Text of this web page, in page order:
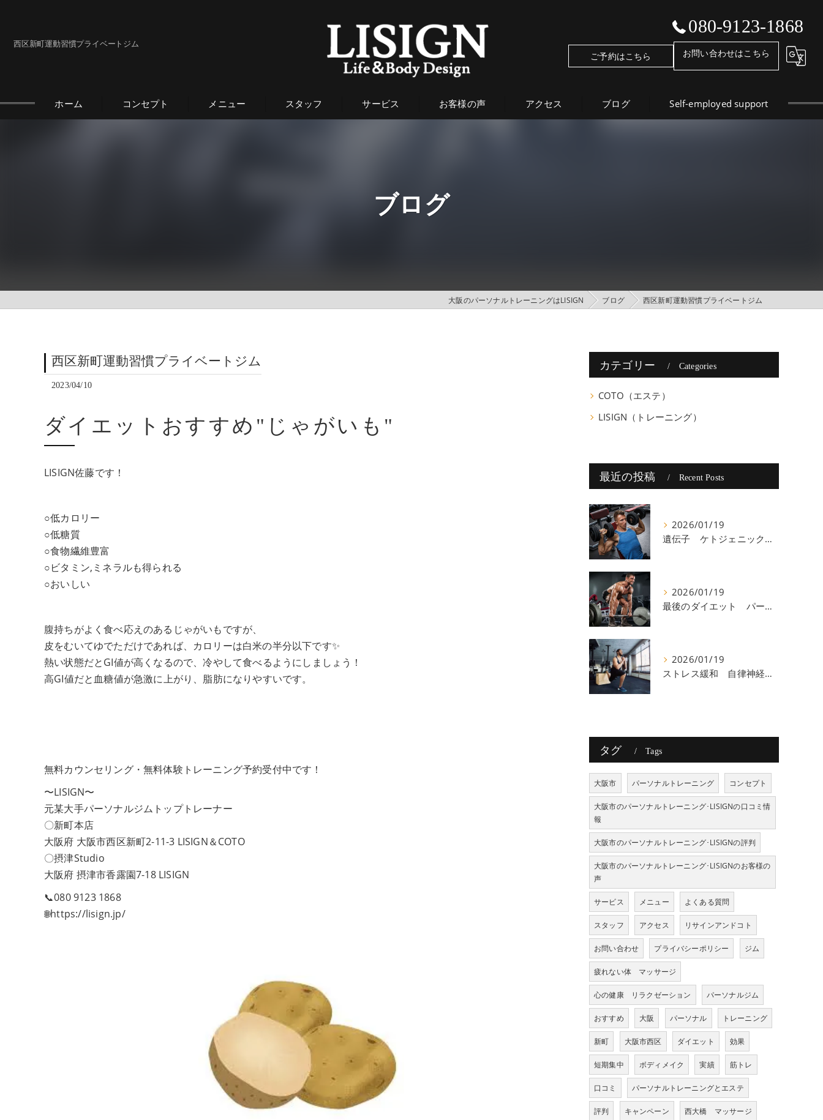
西区新町運動習慣プライベートジム
080-9123-1868
ご予約はこちら お問い合わせはこちら
ホーム コンセプト メニュー スタッフ サービス お客様の声 アクセス ブログ Self-employed support
ブログ
大阪のパーソナルトレーニングはLISIGN ブログ 西区新町運動習慣プライベートジム
西区新町運動習慣プライベートジム
2023/04/10
ダイエットおすすめ"じゃがいも"
LISIGN佐藤です！
○低カロリー
○低糖質
○食物繊維豊富
○ビタミン,ミネラルも得られる
○おいしい
腹持ちがよく食べ応えのあるじゃがいもですが、
皮をむいてゆでただけであれば、カロリーは白米の半分以下です✨
熱い状態だとGI値が高くなるので、冷やして食べるようにしましょう！
高GI値だと血糖値が急激に上がり、脂肪になりやすいです。
無料カウンセリング・無料体験トレーニング予約受付中です！
〜LISIGN〜
元某大手パーソナルジムトップトレーナー
〇新町本店
大阪府 大阪市西区新町2-11-3 LISIGN＆COTO
〇摂津Studio
大阪府 摂津市香露園7-18 LISIGN
📞080 9123 1868
🌐https://lisign.jp/
カテゴリー Categories
COTO（エステ）
LISIGN（トレーニング）
最近の投稿 Recent Posts
2026/01/19
遺伝子 ケトジェニック 八尾
2026/01/19
最後のダイエット パーソナルトレーニング 八尾
2026/01/19
ストレス緩和 自律神経 八尾
タグ Tags
大阪市 パーソナルトレーニング コンセプト
大阪市のパーソナルトレーニング･LISIGNの口コミ情
報
大阪市のパーソナルトレーニング･LISIGNの評判
大阪市のパーソナルトレーニング･LISIGNのお客様の
声
サービス メニュー よくある質問
スタッフ アクセス リサインアンドコト
お問い合わせ プライバシーポリシー ジム
疲れない体 マッサージ
心の健康 リラクゼーション パーソナルジム
おすすめ 大阪 パーソナル トレーニング
新町 大阪市西区 ダイエット 効果
短期集中 ボディメイク 実績 筋トレ
口コミ パーソナルトレーニングとエステ
評判 キャンペーン 西大橋 マッサージ